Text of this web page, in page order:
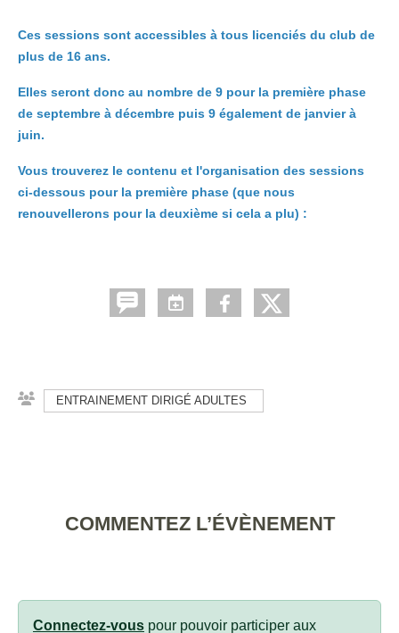
Ces sessions sont accessibles à tous licenciés du club de
plus de 16 ans.
Elles seront donc au nombre de 9 pour la première phase
de septembre à décembre puis 9 également de janvier à
juin.
Vous trouverez le contenu et l'organisation des sessions
ci-dessous pour la première phase (que nous
renouvellerons pour la deuxième si cela a plu) :
ENTRAINEMENT DIRIGÉ ADULTES
COMMENTEZ L’ÉVÈNEMENT
Connectez-vous pour pouvoir participer aux